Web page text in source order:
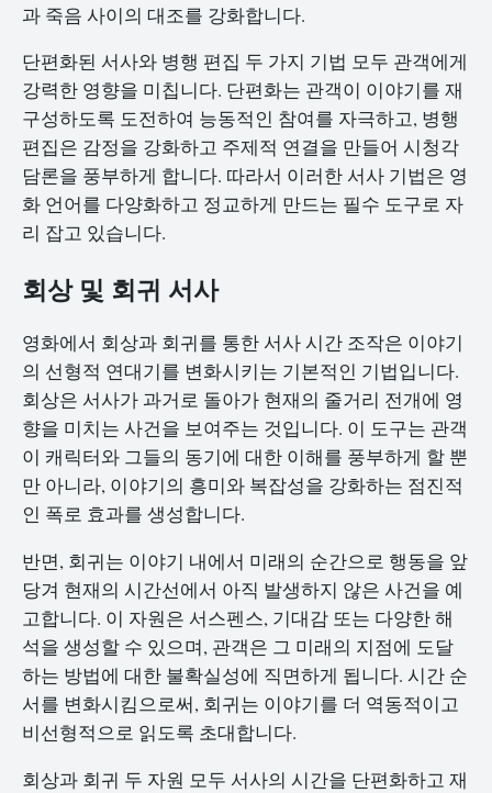
과 죽음 사이의 대조를 강화합니다.
단편화된 서사와 병행 편집 두 가지 기법 모두 관객에게
강력한 영향을 미칩니다. 단편화는 관객이 이야기를 재
구성하도록 도전하여 능동적인 참여를 자극하고, 병행
편집은 감정을 강화하고 주제적 연결을 만들어 시청각
담론을 풍부하게 합니다. 따라서 이러한 서사 기법은 영
화 언어를 다양화하고 정교하게 만드는 필수 도구로 자
리 잡고 있습니다.
회상 및 회귀 서사
영화에서 회상과 회귀를 통한 서사 시간 조작은 이야기
의 선형적 연대기를 변화시키는 기본적인 기법입니다.
회상은 서사가 과거로 돌아가 현재의 줄거리 전개에 영
향을 미치는 사건을 보여주는 것입니다. 이 도구는 관객
이 캐릭터와 그들의 동기에 대한 이해를 풍부하게 할 뿐
만 아니라, 이야기의 흥미와 복잡성을 강화하는 점진적
인 폭로 효과를 생성합니다.
반면, 회귀는 이야기 내에서 미래의 순간으로 행동을 앞
당겨 현재의 시간선에서 아직 발생하지 않은 사건을 예
고합니다. 이 자원은 서스펜스, 기대감 또는 다양한 해
석을 생성할 수 있으며, 관객은 그 미래의 지점에 도달
하는 방법에 대한 불확실성에 직면하게 됩니다. 시간 순
서를 변화시킴으로써, 회귀는 이야기를 더 역동적이고
비선형적으로 읽도록 초대합니다.
회상과 회귀 두 자원 모두 서사의 시간을 단편화하고 재